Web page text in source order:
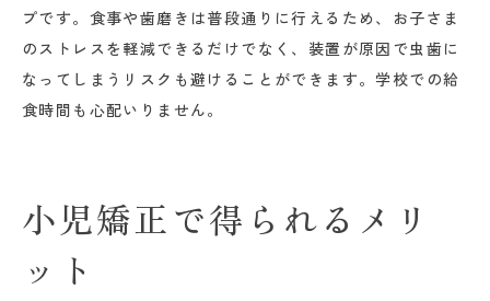
プです。食事や歯磨きは普段通りに行えるため、お子さま
のストレスを軽減できるだけでなく、装置が原因で虫歯に
なってしまうリスクも避けることができます。学校での給
食時間も心配いりません。
小児矯正で得られるメリ
ット